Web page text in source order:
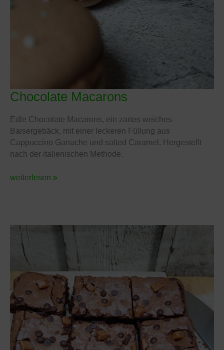
Chocolate Macarons
Edle Chocolate Macarons, ein zartes weiches
Baisergebäck, mit einer leckeren Füllung aus
Cappuccino Ganache und salted Caramel. Hergestellt
nach der italienischen Methode.
Chocolate
weiterlesen »